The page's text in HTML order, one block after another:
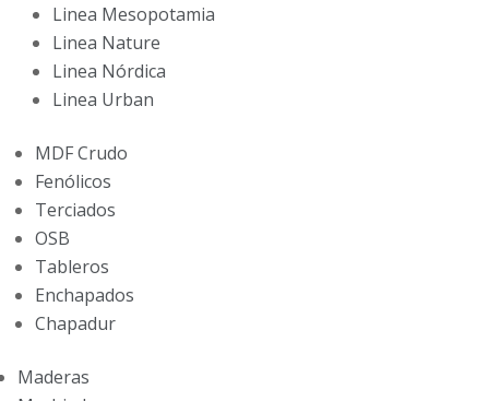
Linea Mesopotamia
Linea Nature
Linea Nórdica
Linea Urban
MDF Crudo
Fenólicos
Terciados
OSB
Tableros
Enchapados
Chapadur
Maderas